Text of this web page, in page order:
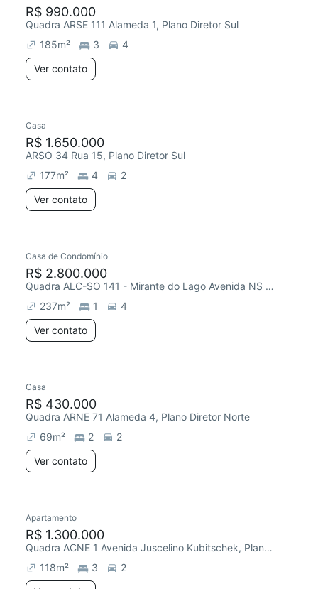
R$ 990.000
Quadra ARSE 111 Alameda 1, Plano Diretor Sul
185m² 3
4
Ver contato
Casa
R$ 1.650.000
ARSO 34 Rua 15, Plano Diretor Sul
177m² 4
2
Ver contato
Casa de Condomínio
R$ 2.800.000
Quadra ALC-SO 141 - Mirante do Lago Avenida NS 15, Plano Diretor Sul
237m² 1
4
Ver contato
Casa
R$ 430.000
Quadra ARNE 71 Alameda 4, Plano Diretor Norte
69m² 2
2
Ver contato
Apartamento
R$ 1.300.000
Quadra ACNE 1 Avenida Juscelino Kubitschek, Plano Diretor Norte
118m² 3
2